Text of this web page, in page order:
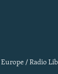
Europe / Radio